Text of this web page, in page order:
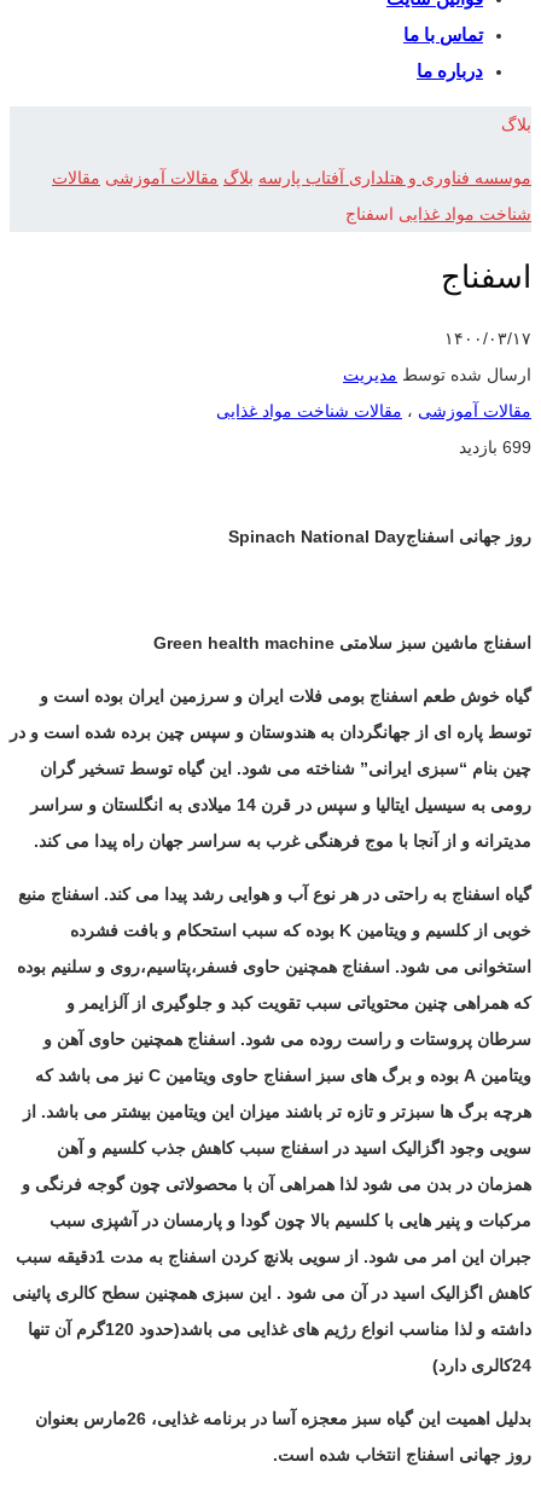
تماس با ما
درباره ما
بلاگ
موسسه فناوری و هتلداری آفتاب پارسه بلاگ مقالات آموزشی مقالات
شناخت مواد غذایی اسفناج
اسفناج
۱۴۰۰/۰۳/۱۷
ارسال شده توسط مدیریت
مقالات آموزشی ، مقالات شناخت مواد غذایی
699 بازدید
روز جهانی اسفناجSpinach National Day
اسفناج ماشین سبز سلامتی Green health machine
گیاه خوش طعم اسفناج بومی فلات ایران و سرزمین ایران بوده است و
توسط پاره ای از جهانگردان به هندوستان و سپس چین برده شده است و در
چین بنام “سبزی ایرانی” شناخته می شود. این گیاه توسط تسخیر گران
رومی به سیسیل ایتالیا و سپس در قرن 14 میلادی به انگلستان و سراسر
مدیترانه و از آنجا با موج فرهنگی غرب به سراسر جهان راه پیدا می کند.
گیاه اسفناج به راحتی در هر نوع آب و هوایی رشد پیدا می کند. اسفناج منبع
خوبی از کلسیم و ویتامین K بوده که سبب استحکام و بافت فشرده
استخوانی می شود. اسفناج همچنین حاوی فسفر،پتاسیم،روی و سلنیم بوده
که همراهی چنین محتویاتی سبب تقویت کبد و جلوگیری از آلزایمر و
سرطان پروستات و راست روده می شود. اسفناج همچنین حاوی آهن و
ویتامین A بوده و برگ های سبز اسفناج حاوی ویتامین C نیز می باشد که
هرچه برگ ها سبزتر و تازه تر باشند میزان این ویتامین بیشتر می باشد. از
سویی وجود اگزالیک اسید در اسفناج سبب کاهش جذب کلسیم و آهن
همزمان در بدن می شود لذا همراهی آن با محصولاتی چون گوجه فرنگی و
مرکبات و پنیر هایی با کلسیم بالا چون گودا و پارمسان در آشپزی سبب
جبران این امر می شود. از سویی بلانچ کردن اسفناج به مدت 1دقیقه سبب
کاهش اگزالیک اسید در آن می شود . این سبزی همچنین سطح کالری پائینی
داشته و لذا مناسب انواع رژیم های غذایی می باشد(حدود 120گرم آن تنها
24کالری دارد)
بدلیل اهمیت این گیاه سبز معجزه آسا در برنامه غذایی، 26مارس بعنوان
روز جهانی اسفناج انتخاب شده است.